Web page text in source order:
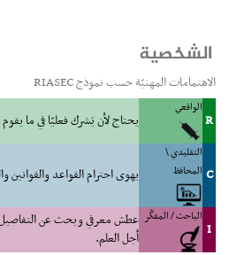
الشخصية
الاهتمامات المهنيّة حسب نموذج RIASEC
R
الواقعي
يحتاج لأن يَشرك فعليّا في ما
C
التقليدي \
المحافظ
يهوى احترام القواعد
I
الباحث / المفكّر عطش معرفي وبحث عن التفاصيل
أجل العلم.